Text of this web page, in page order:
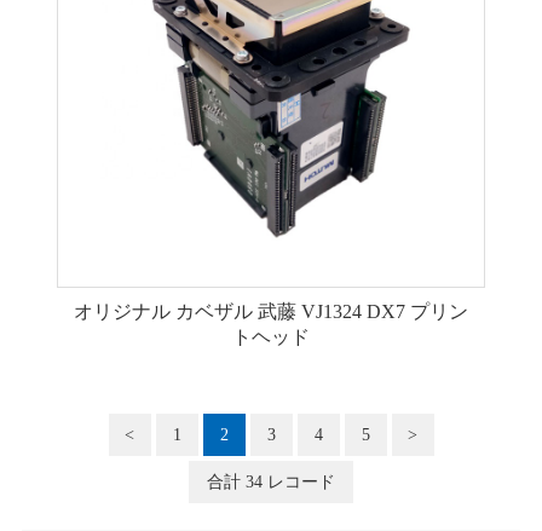
オリジナル カベザル 武藤 VJ1324 DX7 プリン
トヘッド
< 1 2 3 4 5 >
合計 34 レコード